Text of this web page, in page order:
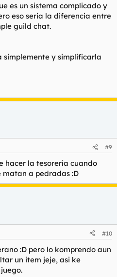
es un sistema complicado y
eso seria la diferencia entre
guild chat.
simplemente y simplificarla
#9
hacer la tesorería cuando
matan a pedradas :D
#10
:D pero lo komprendo aun
un item jeje, asi ke